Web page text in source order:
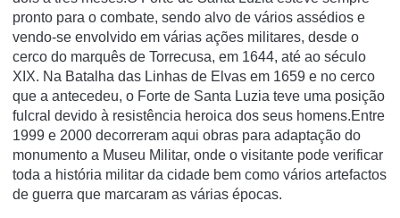
pronto para o combate, sendo alvo de vários assédios e
vendo-se envolvido em várias ações militares, desde o
cerco do marquês de Torrecusa, em 1644, até ao século
XIX. Na Batalha das Linhas de Elvas em 1659 e no cerco
que a antecedeu, o Forte de Santa Luzia teve uma posição
fulcral devido à resistência heroica dos seus homens.Entre
1999 e 2000 decorreram aqui obras para adaptação do
monumento a Museu Militar, onde o visitante pode verificar
toda a história militar da cidade bem como vários artefactos
de guerra que marcaram as várias épocas.